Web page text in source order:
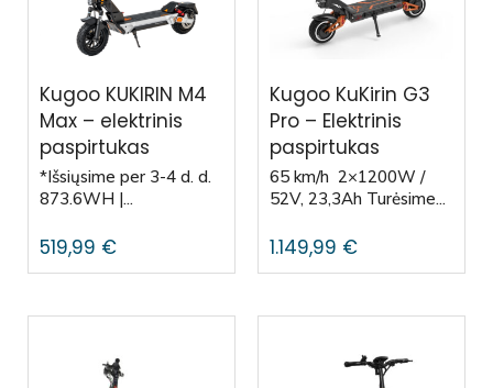
Kugoo KUKIRIN M4
Max – elektrinis
paspirtukas
*Išsiųsime per 3-4 d. d.
873.6WH |...
519,99 €
Kugoo KuKirin G3
Pro – Elektrinis
paspirtukas
65 km/h 2×1200W /
52V, 23,3Ah Turėsime...
1.149,99 €